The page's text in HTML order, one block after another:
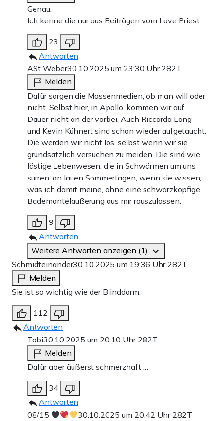
Genau.
Ich kenne die nur aus Beiträgen vom Love Priest.
23
Antworten
ASt Weber30.10.2025 um 23:30 Uhr 282T
Melden
Dafür sorgen die Massenmedien, ob man will oder
nicht. Selbst hier, in Apollo, kommen wir auf
Dauer nicht an der vorbei. Auch Riccarda Lang
und Kevin Kühnert sind schon wieder aufgetaucht.
Die werden wir nicht los, selbst wenn wir sie
grundsätzlich versuchen zu meiden. Die sind wie
lästige Lebenwesen, die in Schwärmen um uns
surren, an lauen Sommertagen, wenn sie wissen,
was ich damit meine, ohne eine schwarzköpfige
Bademanteläußerung aus mir rauszulassen.
9
Antworten
Weitere Antworten anzeigen (1)
Schmidteinander30.10.2025 um 19:36 Uhr 282T
Melden
Sie ist so wichtig wie der Blinddarm.
112
Antworten
Tobi30.10.2025 um 20:10 Uhr 282T
Melden
Dafür aber äußerst schmerzhaft …
34
Antworten
08/15
30.10.2025 um 20:42 Uhr 282T